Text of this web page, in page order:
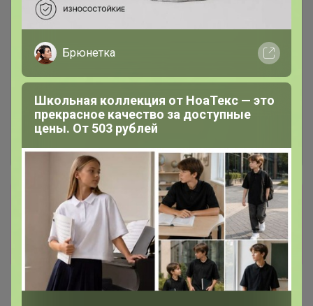
Сбор заказов в данной закупке
завершен
Перейти к текущей закупке
Брюнетка
Школьная коллекция от НоаТекс — это
прекрасное качество за доступные
цены. От 503 рублей